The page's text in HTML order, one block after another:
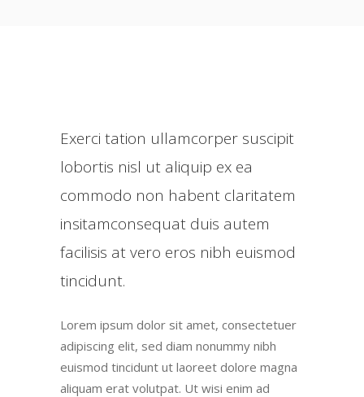
Exerci tation ullamcorper suscipit
lobortis nisl ut aliquip ex ea
commodo non habent claritatem
insitamconsequat duis autem
facilisis at vero eros nibh euismod
tincidunt.
Lorem ipsum dolor sit amet, consectetuer
adipiscing elit, sed diam nonummy nibh
euismod tincidunt ut laoreet dolore magna
aliquam erat volutpat. Ut wisi enim ad